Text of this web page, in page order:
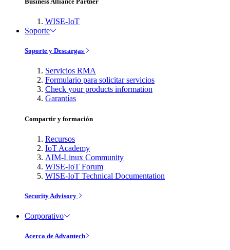
WISE-IoT
Soporte
Soporte y Descargas
Servicios RMA
Formulario para solicitar servicios
Check your products information
Garantías
Compartir y formación
Recursos
IoT Academy
AIM-Linux Community
WISE-IoT Forum
WISE-IoT Technical Documentation
Security Advisory
Corporativo
Acerca de Advantech